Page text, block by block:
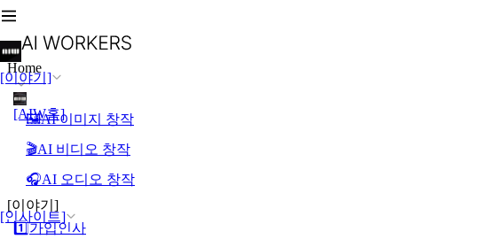
[이야기]
[인사이트]
Home
[AIW홈]
🖼️AI 이미지 창작
🎬AI 비디오 창작
🎧AI 오디오 창작
[이야기]
1️⃣가입인사